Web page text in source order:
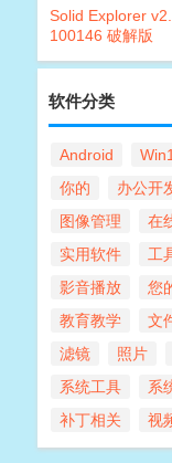
Solid Explorer
100146 破解版
软件分类
Android
你的
办公开
图像管理
在
实用软件
工
影音播放
您
教育教学
文
滤镜
照片
系统工具
系
补丁相关
视